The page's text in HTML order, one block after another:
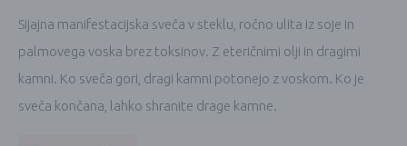
Sijajna manifestacijska sveča v steklu, ročno ulita iz soje in
palmovega voska brez toksinov. Z eteričnimi olji in dragimi
kamni. Ko sveča gori, dragi kamni potonejo z voskom. Ko je
sveča končana, lahko shranite drage kamne.